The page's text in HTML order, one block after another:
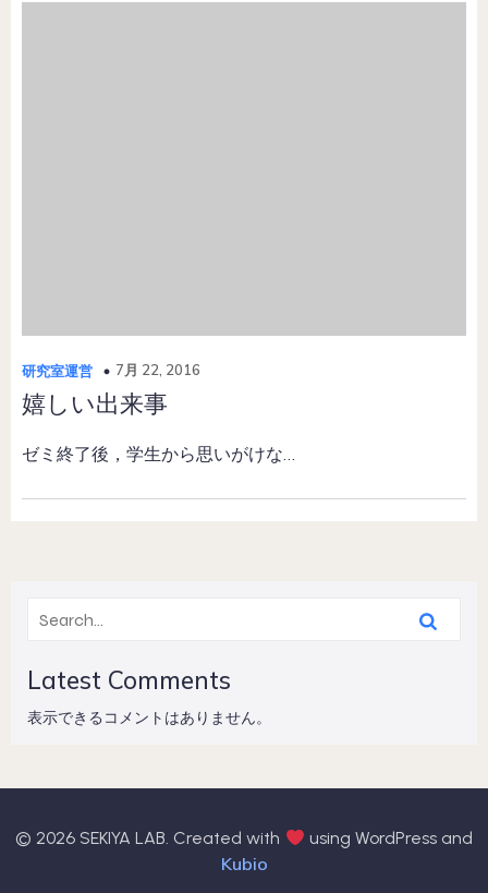
研究室運営 7月 22, 2016
嬉しい出来事
ゼミ終了後，学生から思いがけな…
Latest Comments
表示できるコメントはありません。
© 2026 SEKIYA LAB. Created with using WordPress and
Kubio